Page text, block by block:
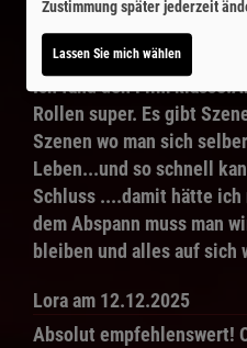
Dagmaram 24.01.2026
Ich fand den Film
Rollen super. Es gibt
Szenen wo man sich
Leben...und so schnell
Schluss ....damit hätte
dem Abspann muss man
bleiben und alles auf
Loraam 12.12.2025
Absolut empfehlenswert!
Zustimmung später jederzeit
Lassen Sie mich wählen